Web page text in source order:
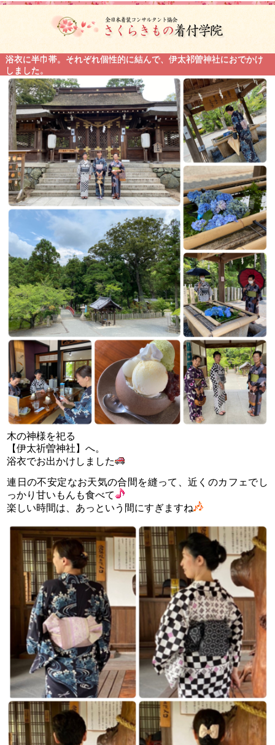
浴衣に半巾帯。それぞれ個性的に結んで、伊太祁曽神社におでかけ
しました。
木の神様を祀る
【伊太祈曽神社】へ。
浴衣でお出かけしました
連日の不安定なお天気の合間を縫って、近くのカフェでし
っかり甘いもんも食べて
楽しい時間は、あっという間にすぎますね